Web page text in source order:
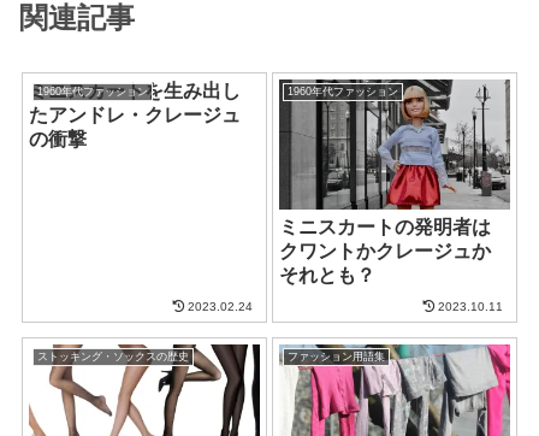
関連記事
1960年代ファッション
ミニスカートを生み出し
たアンドレ・クレージュ
の衝撃
2023.02.24
1960年代ファッション
ミニスカートの発明者は
クワントかクレージュか
それとも？
2023.10.11
ストッキング・ソックスの歴史 ファッション用語集